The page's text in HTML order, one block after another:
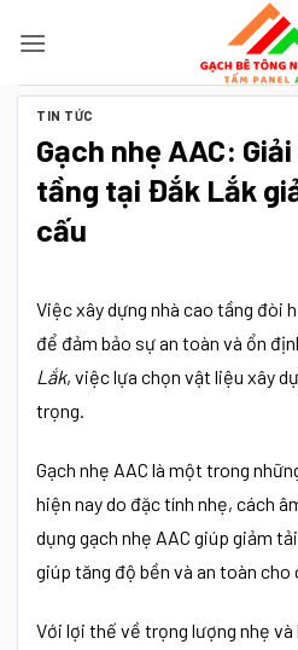
qua
nội
TIN TỨC
Gạch nhẹ AAC:
tầng tại Đắk Lắk
cấu
Việc xây dựng nhà cao tầng đòi
để đảm bảo sự an toàn và ổn
Lắk, việc lựa chọn vật liệu xây
trọng.
Gạch nhẹ AAC là một trong
hiện nay do đặc tính nhẹ, cách
dụng gạch nhẹ AAC giúp giảm
giúp tăng độ bền và an toàn cho
Với lợi thế về trọng lượng nhẹ và